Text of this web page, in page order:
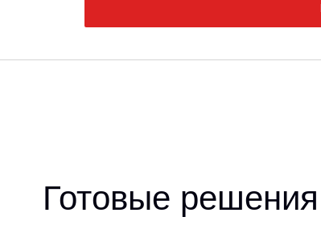
Готовые решения